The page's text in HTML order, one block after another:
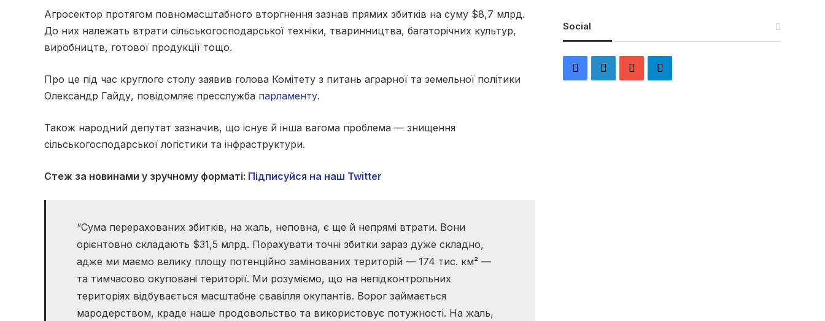
Агросектор протягом повномасштабного вторгнення зазнав прямих збитків на суму $8,7 млрд.
До них належать втрати сільськогосподарської техніки, тваринництва, багаторічних культур,
виробництв, готової продукції тощо.
Про це під час круглого столу заявив голова Комітету з питань аграрної та земельної політики
Олександр Гайду, повідомляє пресслужба парламенту.
Також народний депутат зазначив, що існує й інша вагома проблема — знищення
сільськогосподарської логістики та інфраструктури.
Стеж за новинами у зручному форматі: Підписуйся на наш Twitter
“Сума перерахованих збитків, на жаль, неповна, є ще й непрямі втрати. Вони
орієнтовно складають $31,5 млрд. Порахувати точні збитки зараз дуже складно,
адже ми маємо велику площу потенційно замінованих територій — 174 тис. км² —
та тимчасово окуповані території. Ми розуміємо, що на непідконтрольних
територіях відбувається масштабне свавілля окупантів. Ворог займається
мародерством, краде наше продовольство та використовує потужності. На жаль,
Social